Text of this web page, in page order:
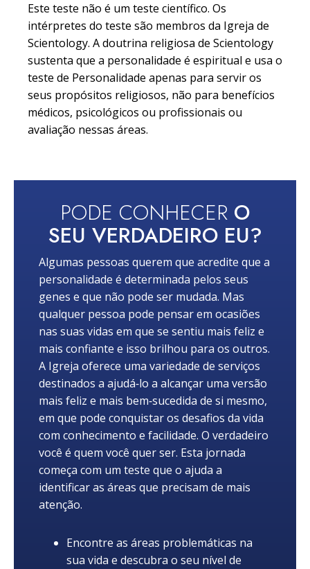
Este teste não é um teste científico. Os
intérpretes do teste são membros da Igreja de
Scientology. A doutrina religiosa de Scientology
sustenta que a personalidade é espiritual e usa o
teste de Personalidade apenas para servir os
seus propósitos religiosos, não para benefícios
médicos, psicológicos ou profissionais ou
avaliação nessas áreas.
PODE CONHECER O
SEU VERDADEIRO EU?
Algumas pessoas querem que acredite que a
personalidade é determinada pelos seus
genes e que não pode ser mudada. Mas
qualquer pessoa pode pensar em ocasiões
nas suas vidas em que se sentiu mais feliz e
mais confiante e isso brilhou para os outros.
A Igreja oferece uma variedade de serviços
destinados a ajudá‑lo a alcançar uma versão
mais feliz e mais bem‑sucedida de si mesmo,
em que pode conquistar os desafios da vida
com conhecimento e facilidade. O verdadeiro
você é quem você quer ser. Esta jornada
começa com um teste que o ajuda a
identificar as áreas que precisam de mais
atenção.
Encontre as áreas problemáticas na
sua vida e descubra o seu nível de